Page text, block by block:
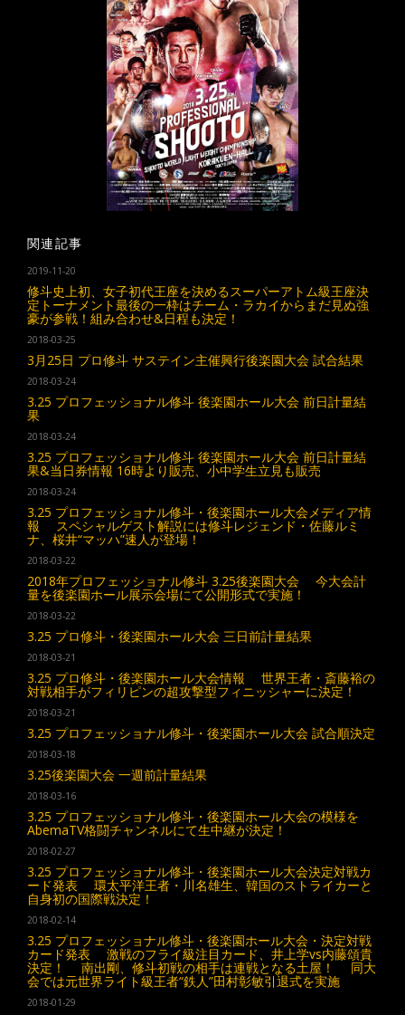
関連記事
2019-11-20
修斗史上初、女子初代王座を決めるスーパーアトム級王座決
定トーナメント最後の一枠はチーム・ラカイからまだ見ぬ強
豪が参戦！組み合わせ&日程も決定！
2018-03-25
3月25日 プロ修斗 サステイン主催興行後楽園大会 試合結果
2018-03-24
3.25 プロフェッショナル修斗 後楽園ホール大会 前日計量結
果
2018-03-24
3.25 プロフェッショナル修斗 後楽園ホール大会 前日計量結
果&当日券情報 16時より販売、小中学生立見も販売
2018-03-24
3.25 プロフェッショナル修斗・後楽園ホール大会メディア情
報 スペシャルゲスト解説には修斗レジェンド・佐藤ルミ
ナ、桜井“マッハ”速人が登場！
2018-03-22
2018年プロフェッショナル修斗 3.25後楽園大会 今大会計
量を後楽園ホール展示会場にて公開形式で実施！
2018-03-22
3.25 プロ修斗・後楽園ホール大会 三日前計量結果
2018-03-21
3.25 プロ修斗・後楽園ホール大会情報 世界王者・斎藤裕の
対戦相手がフィリピンの超攻撃型フィニッシャーに決定！
2018-03-21
3.25 プロフェッショナル修斗・後楽園ホール大会 試合順決定
2018-03-18
3.25後楽園大会 一週前計量結果
2018-03-16
3.25 プロフェッショナル修斗・後楽園ホール大会の模様を
AbemaTV格闘チャンネルにて生中継が決定！
2018-02-27
3.25 プロフェッショナル修斗・後楽園ホール大会決定対戦カ
ード発表 環太平洋王者・川名雄生、韓国のストライカーと
自身初の国際戦決定！
2018-02-14
3.25 プロフェッショナル修斗・後楽園ホール大会・決定対戦
カード発表 激戦のフライ級注目カード、井上学vs内藤頌貴
決定！ 南出剛、修斗初戦の相手は連戦となる土屋！ 同大
会では元世界ライト級王者“鉄人”田村彰敏引退式を実施
2018-01-29